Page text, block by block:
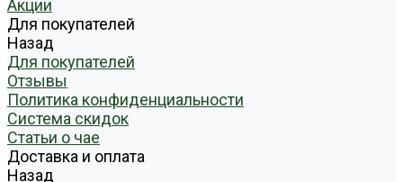
Акции
Для покупателей
Назад
Для покупателей
Отзывы
Политика конфиденциальности
Система скидок
Статьи о чае
Доставка и оплата
Назад